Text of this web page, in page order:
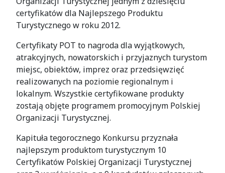
certyfikatów dla Najlepszego Produktu
Turystycznego w roku 2012.
Certyfikaty POT to nagroda dla wyjątkowych,
atrakcyjnych, nowatorskich i przyjaznych turystom
miejsc, obiektów, imprez oraz przedsięwzięć
realizowanych na poziomie regionalnym i
lokalnym. Wszystkie certyfikowane produkty
zostają objęte programem promocyjnym Polskiej
Organizacji Turystycznej.
Kapituła tegorocznego Konkursu przyznała
najlepszym produktom turystycznym 10
Certyfikatów Polskiej Organizacji Turystycznej